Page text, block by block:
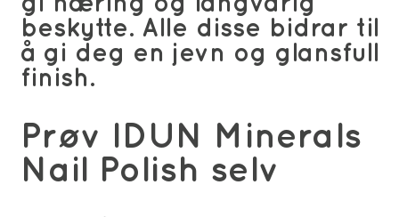
beskytte. Alle disse bidrar til
å gi deg en jevn og glansfull
finish.
Prøv IDUN Minerals
Nail Polish selv